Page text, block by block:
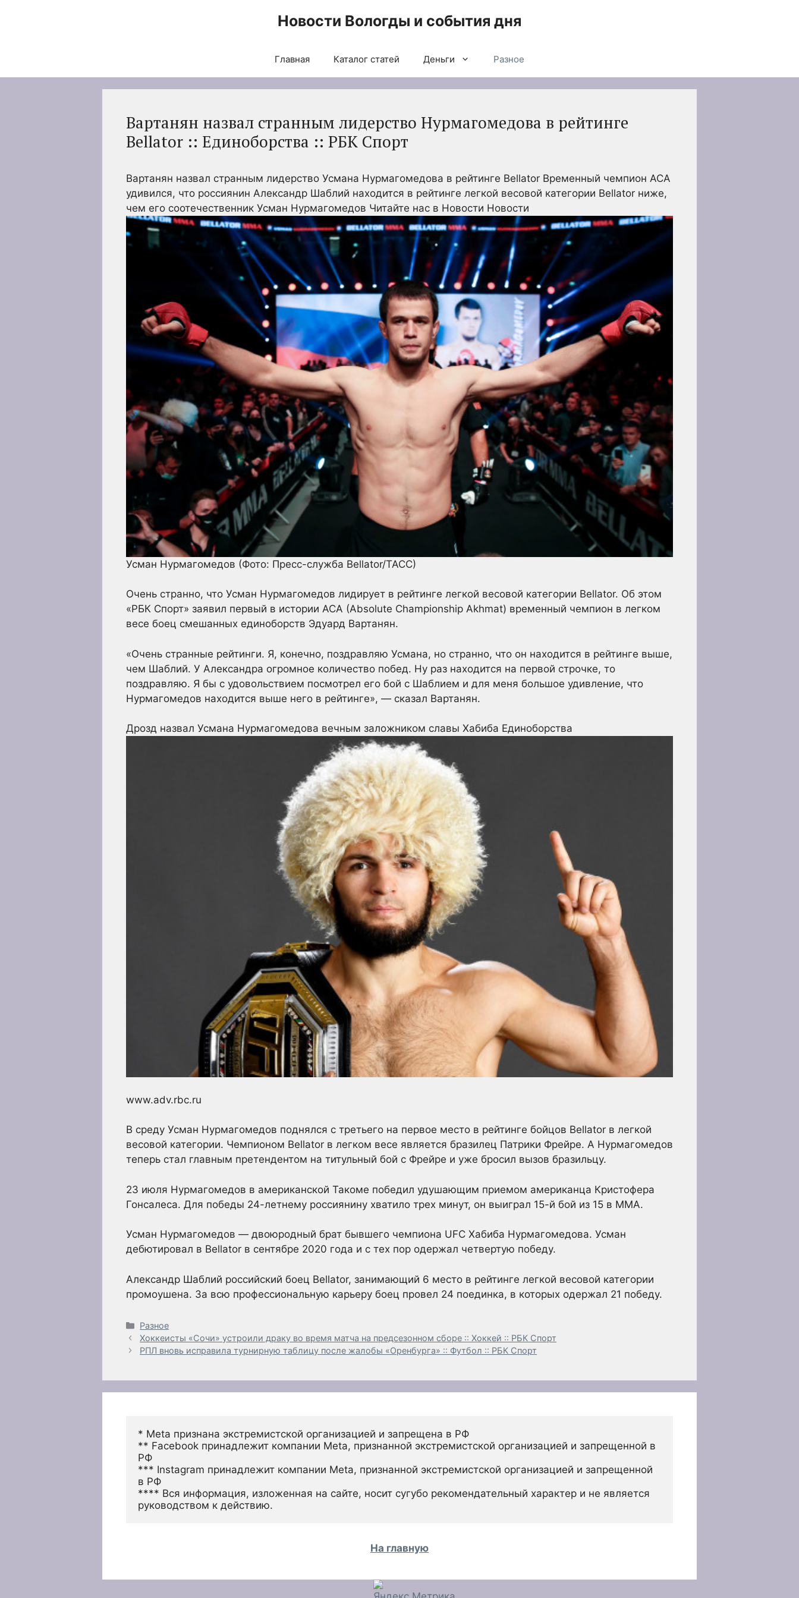
Новости Вологды и события дня
Главная Каталог статей Деньги Разное
Вартанян назвал странным лидерство Нурмагомедова в рейтинге
Bellator :: Единоборства :: РБК Спорт
Вартанян назвал странным лидерство Усмана Нурмагомедова в рейтинге Bellator Временный чемпион ACА
удивился, что россиянин Александр Шаблий находится в рейтинге легкой весовой категории Bellator ниже,
чем его соотечественник Усман Нурмагомедов Читайте нас в Новости Новости
Усман Нурмагомедов (Фото: Пресс-служба Bellator/ТАСС)
Очень странно, что Усман Нурмагомедов лидирует в рейтинге легкой весовой категории Bellator. Об этом
«РБК Спорт» заявил первый в истории ACA (Absolute Championship Akhmat) временный чемпион в легком
весе боец смешанных единоборств Эдуард Вартанян.
«Очень странные рейтинги. Я, конечно, поздравляю Усмана, но странно, что он находится в рейтинге выше,
чем Шаблий. У Александра огромное количество побед. Ну раз находится на первой строчке, то
поздравляю. Я бы с удовольствием посмотрел его бой с Шаблием и для меня большое удивление, что
Нурмагомедов находится выше него в рейтинге», — сказал Вартанян.
Дрозд назвал Усмана Нурмагомедова вечным заложником славы Хабиба Единоборства
www.adv.rbc.ru
В среду Усман Нурмагомедов поднялся с третьего на первое место в рейтинге бойцов Bellator в легкой
весовой категории. Чемпионом Bellator в легком весе является бразилец Патрики Фрейре. А Нурмагомедов
теперь стал главным претендентом на титульный бой с Фрейре и уже бросил вызов бразильцу.
23 июля Нурмагомедов в американской Такоме победил удушающим приемом американца Кристофера
Гонсалеса. Для победы 24-летнему россиянину хватило трех минут, он выиграл 15-й бой из 15 в ММА.
Усман Нурмагомедов — двоюродный брат бывшего чемпиона UFC Хабиба Нурмагомедова. Усман
дебютировал в Bellator в сентябре 2020 года и с тех пор одержал четвертую победу.
Александр Шаблий российский боец Bellator, занимающий 6 место в рейтинге легкой весовой категории
промоушена. За всю профессиональную карьеру боец провел 24 поединка, в которых одержал 21 победу.
Рубрики
Разное
Хоккеисты «Сочи» устроили драку во время матча на предсезонном сборе :: Хоккей :: РБК Спорт
РПЛ вновь исправила турнирную таблицу после жалобы «Оренбурга» :: Футбол :: РБК Спорт
* Meta признана экстремистской организацией и запрещена в РФ
** Facebook принадлежит компании Meta, признанной экстремистской организацией и запрещенной в
РФ
*** Instagram принадлежит компании Meta, признанной экстремистской организацией и запрещенной
в РФ
**** Вся информация, изложенная на сайте, носит сугубо рекомендательный характер и не является
руководством к действию.
На главную